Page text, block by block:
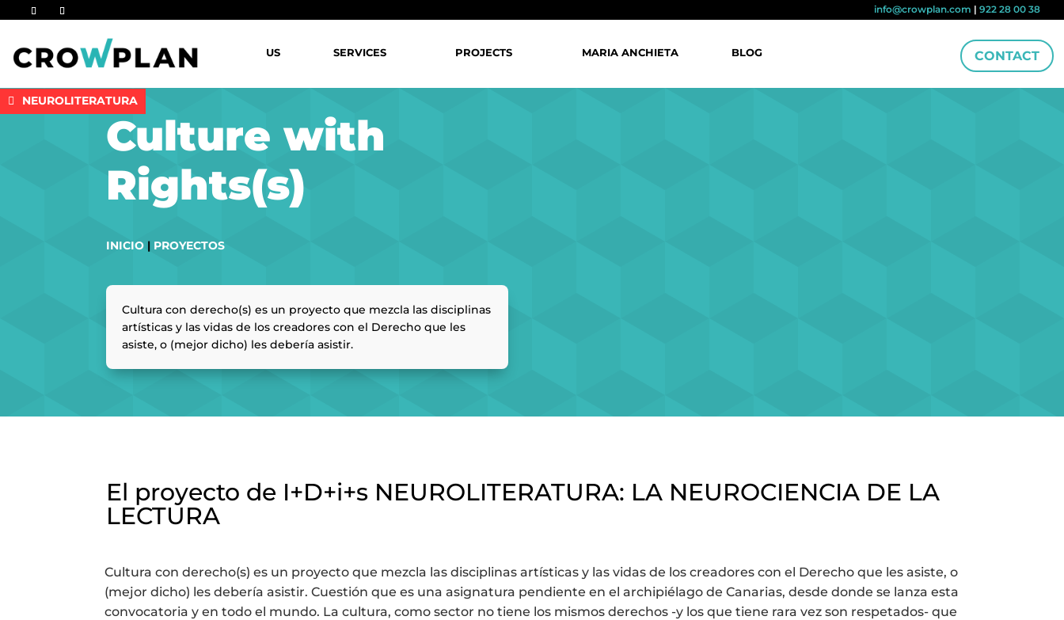
info@crowplan.com | 922 28 00 38
US SERVICES PROJECTS MARIA ANCHIETA BLOG CONTACT
NEUROLITERATURA
Culture with
Rights(s)
INICIO | PROYECTOS
Cultura con derecho(s) es un proyecto que mezcla las disciplinas
artísticas y las vidas de los creadores con el Derecho que les
asiste, o (mejor dicho) les debería asistir.
El proyecto de I+D+i+s NEUROLITERATURA: LA NEUROCIENCIA DE LA
LECTURA
Cultura con derecho(s) es un proyecto que mezcla las disciplinas artísticas y las vidas de los creadores con el Derecho que les asiste, o
(mejor dicho) les debería asistir. Cuestión que es una asignatura pendiente en el archipiélago de Canarias, desde donde se lanza esta
convocatoria y en todo el mundo. La cultura, como sector no tiene los mismos derechos -y los que tiene rara vez son respetados- que